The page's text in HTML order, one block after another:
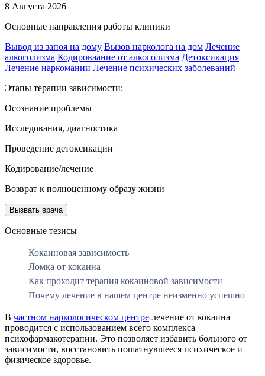
8 Августа 2026
Основные направления работы клиники
Вывод из запоя на дому Вызов нарколога на дом Лечение
алкоголизма Кодироваание от алкоголизма Детоксикация
Лечение наркомании Лечение психических заболеваний
Этапы терапии зависимости:
Осознание проблемы
Исследования, диагностика
Проведение детоксикации
Кодирование/лечение
Возврат к полноценному образу жизни
Вызвать врача
Основные тезисы
Кокаиновая зависимость
Ломка от кокаина
Как проходит терапия кокаиновой зависимости
Почему лечение в нашем центре неизменно успешно
В частном наркологическом центре лечение от кокаина
проводится с использованием всего комплекса
психофармакотерапии. Это позволяет избавить больного от
зависимости, восстановить пошатнувшееся психическое и
физическое здоровье.